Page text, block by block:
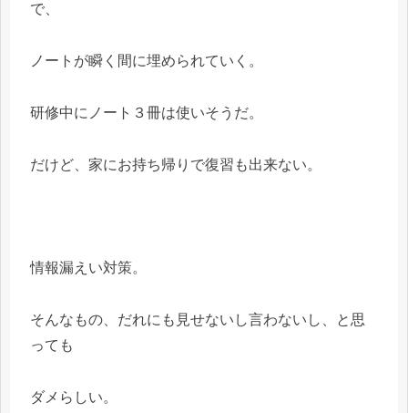
で、
ノートが瞬く間に埋められていく。
研修中にノート３冊は使いそうだ。
だけど、家にお持ち帰りで復習も出来ない。
情報漏えい対策。
そんなもの、だれにも見せないし言わないし、と思
っても
ダメらしい。